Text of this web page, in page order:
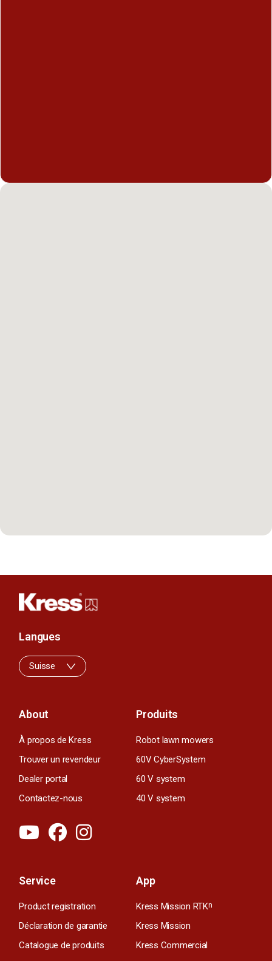
About
À propos de Kress
Trouver un revendeur
Dealer portal
Contactez-nous
Produits
Robot lawn mowers
60V CyberSystem
60 V system
40 V system
Service
Product registration
Déclaration de garantie
Catalogue de produits
App
Kress Mission RTKn
Kress Mission
Kress Commercial
Langues
Suisse